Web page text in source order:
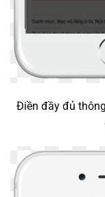
Điền đầy đủ